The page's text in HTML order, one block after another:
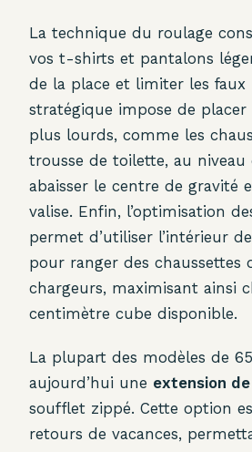
La technique du roulage
vos t-shirts et pantalons
de la place et limiter les faux
stratégique impose de placer
plus lourds, comme les
trousse de toilette, au niveau
abaisser le centre de gravité
valise. Enfin, l’optimisation
permet d’utiliser l’intérieur
pour ranger des chaussettes
chargeurs, maximisant ainsi
centimètre cube disponible.
La plupart des modèles de
aujourd’hui une extension
soufflet zippé. Cette option
retours de vacances,